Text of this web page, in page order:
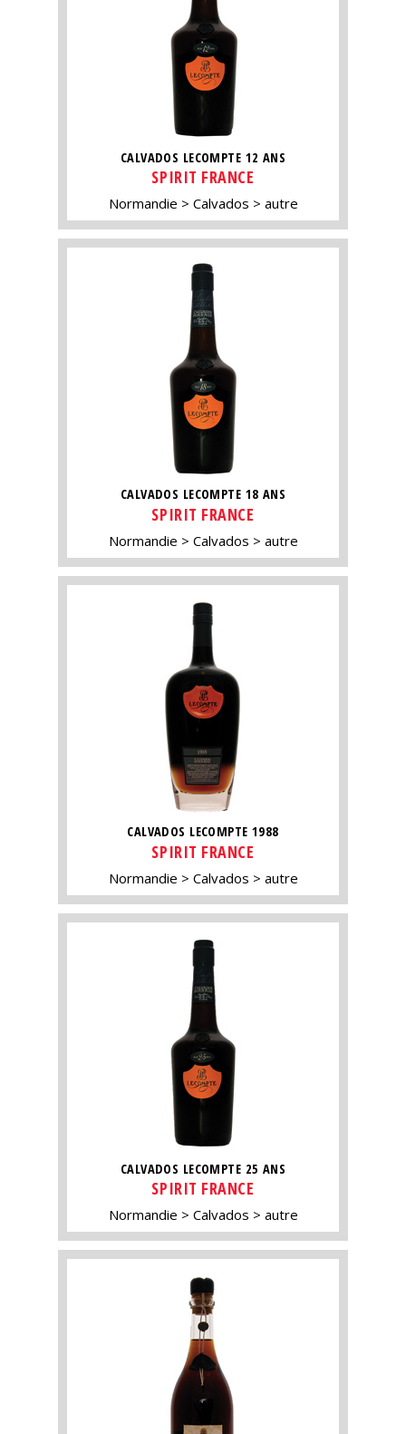
CALVADOS LECOMPTE 12 ANS
SPIRIT FRANCE
Normandie Calvados autre
CALVADOS LECOMPTE 18 ANS
SPIRIT FRANCE
Normandie Calvados autre
CALVADOS LECOMPTE 1988
SPIRIT FRANCE
Normandie Calvados autre
CALVADOS LECOMPTE 25 ANS
SPIRIT FRANCE
Normandie Calvados autre